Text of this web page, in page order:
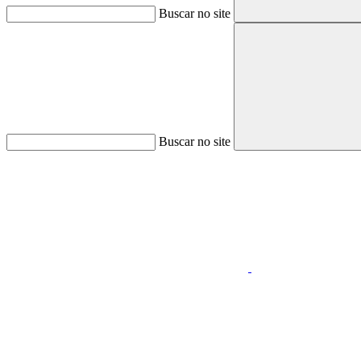
Buscar no site
Buscar no site